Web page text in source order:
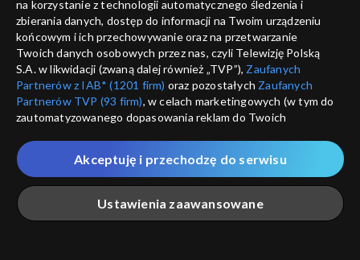
Ewę,
Sezony i odcinki
Wybierz
3301-3400
3201-3300
3101-3200
3001-3100
Rekomendowane dla Ciebie
na korzystanie z technologii automatycznego śledzenia i
zbierania danych, dostęp do informacji na Twoim urządzeniu
końcowym i ich przechowywanie oraz na przetwarzanie
Twoich danych osobowych przez nas, czyli Telewizję Polską
S.A. w likwidacji (zwaną dalej również „TVP”), Zaufanych
Partnerów z IAB* (1201 firm) oraz pozostałych Zaufanych
Partnerów TVP (93 firm), w celach marketingowych (w tym do
zautomatyzowanego dopasowania reklam do Twoich
które wskazujemy poniżej, a także zgody na udostępnianie
przez nas identyfikatora PPID do Google.
Twoje dane osobowe zbierane podczas odwiedzania przez
Ciebie naszych
poszczególnych serwisówzwanych dalej
„Portalem”, w tym informacje zapisywane za pomocą
Ustawienia zaawansowane
Akceptuję i przechodzę do serwisu